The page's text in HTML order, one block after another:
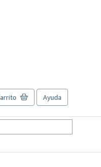
Ayuda